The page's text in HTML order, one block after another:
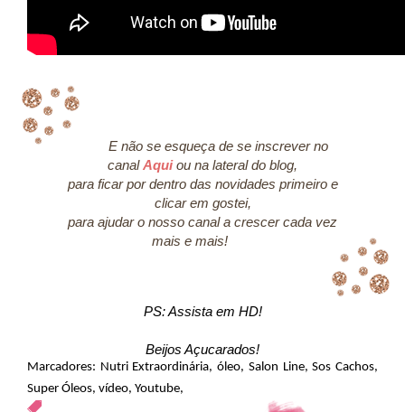
E não se esqueça de se inscrever no
canalAquiou na lateral do blog,
para ficar por dentro das novidades primeiro e
clicar em gostei,
para ajudar o nosso canal a crescer cada vez
mais e mais!
PS: Assista em HD!
Beijos Açucarados!
Marcadores: Nutri Extraordinária,óleo, Salon Line,Sos Cachos,
Super Óleos, vídeo, Youtube,